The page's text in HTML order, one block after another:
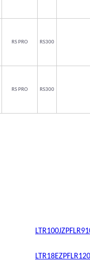
RS PRO RS300
RS PRO RS300
LTR18EZPFLR120